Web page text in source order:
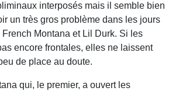
interposés mais il semble bien
un très gros problème dans les jours
Montana et Lil Durk. Si les
encore frontales, elles ne laissent
de place au doute.
qui, le premier, a ouvert les